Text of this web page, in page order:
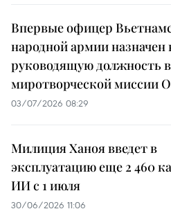
Впервые офицер
народной армии назначен
руководящую должность в
миротворческой миссии
03/07/2026 08:29
Милиция Ханоя введет в
эксплуатацию еще 2 460
ИИ с 1 июля
30/06/2026 11:06